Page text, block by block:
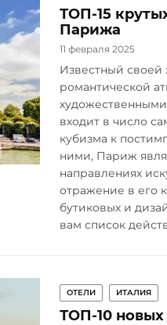
ТОП-15
Парижа
11 февраля 2025
Известный своей
романтической
входит в число
кубизма к
ними, Париж
направлениях
отражение в его
бутиковых и
вам список
ОТЕЛИ ИТАЛИЯ
ТОП-10